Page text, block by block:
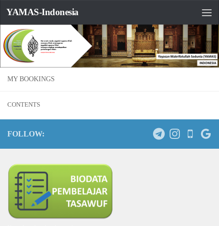
YAMAS-Indonesia
MY BOOKINGS
CONTENTS
FOLLOW: